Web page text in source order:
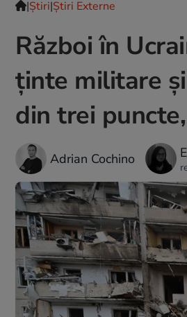
|Ştiri|Știri Externe
Război în
ținte militare
din trei
Adrian Cochino